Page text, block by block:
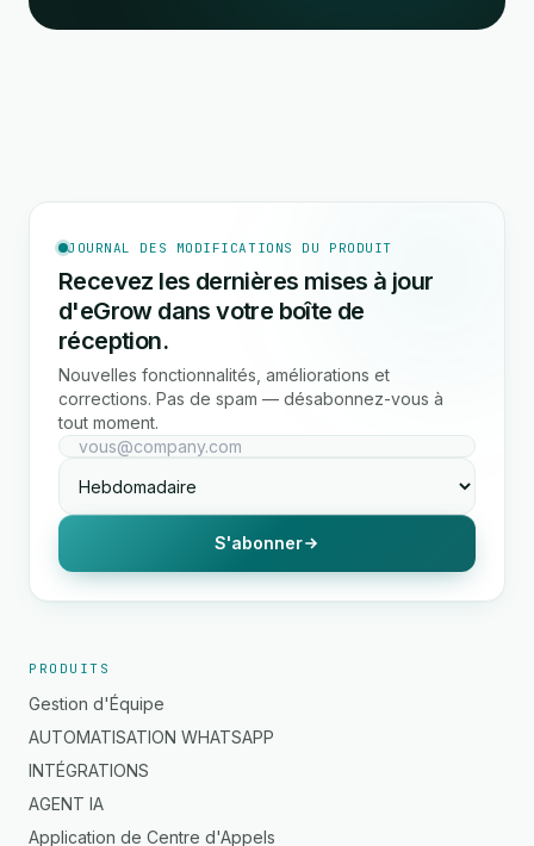
JOURNAL DES MODIFICATIONS DU PRODUIT
Recevez les dernières mises à jour
d'eGrow dans votre boîte de
réception.
Nouvelles fonctionnalités, améliorations et
corrections. Pas de spam — désabonnez-vous à
tout moment.
S'abonner
PRODUITS
Gestion d'Équipe
AUTOMATISATION WHATSAPP
INTÉGRATIONS
AGENT IA
Application de Centre d'Appels